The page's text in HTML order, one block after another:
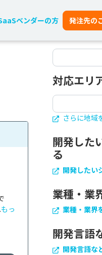
ベンダーの方 発注先の
もっ
対応エリ
さらに地域
開発した
る
開発したい
業種・業
業種・業界
開発言語
開発言語な